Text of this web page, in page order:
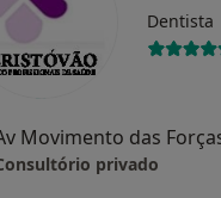
Dentista
privado